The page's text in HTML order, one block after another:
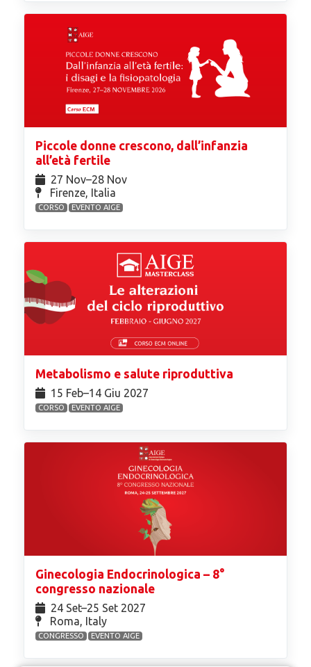
Piccole donne crescono, dall’infanzia
all’età fertile
27 Nov⁠–28 Nov
Firenze, Italia
CORSO EVENTO AIGE
Metabolismo e salute riproduttiva
15 Feb⁠–14 Giu 2027
CORSO EVENTO AIGE
Ginecologia Endocrinologica – 8°
congresso nazionale
24 Set⁠–25 Set 2027
Roma, Italy
CONGRESSO EVENTO AIGE